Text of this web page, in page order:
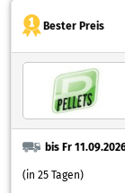
Bester Preis
bis Fr
(in 25 Tagen)